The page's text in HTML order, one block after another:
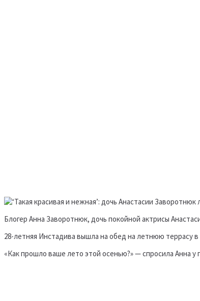
Блогер Анна Заворотнюк, дочь покойной актрисы
28-летняя Инстадива вышла на обед на летнюю террасу
«Как прошло ваше лето этой осенью?» — спросила Анна у